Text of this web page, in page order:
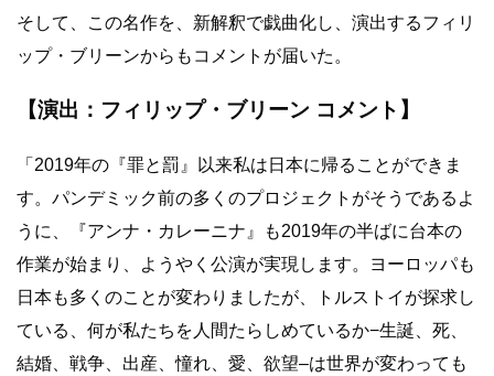
そして、この名作を、新解釈で戯曲化し、演出するフィリ
ップ・ブリーンからもコメントが届いた。
【演出：フィリップ・ブリーン コメント】
「2019年の『罪と罰』以来私は日本に帰ることができま
す。パンデミック前の多くのプロジェクトがそうであるよ
うに、『アンナ・カレーニナ』も2019年の半ばに台本の
作業が始まり、ようやく公演が実現します。ヨーロッパも
日本も多くのことが変わりましたが、トルストイが探求し
ている、何が私たちを人間たらしめているか−生誕、死、
結婚、戦争、出産、憧れ、愛、欲望–は世界が変わっても